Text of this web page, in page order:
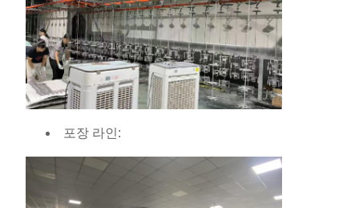
포장 라인: